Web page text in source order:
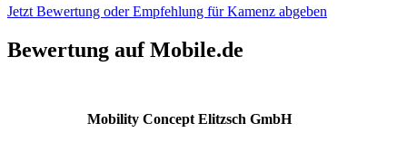
Jetzt Bewertung oder Empfehlung für Kamenz abgeben
Bewertung auf Mobile.de
Mobility Concept Elitzsch GmbH